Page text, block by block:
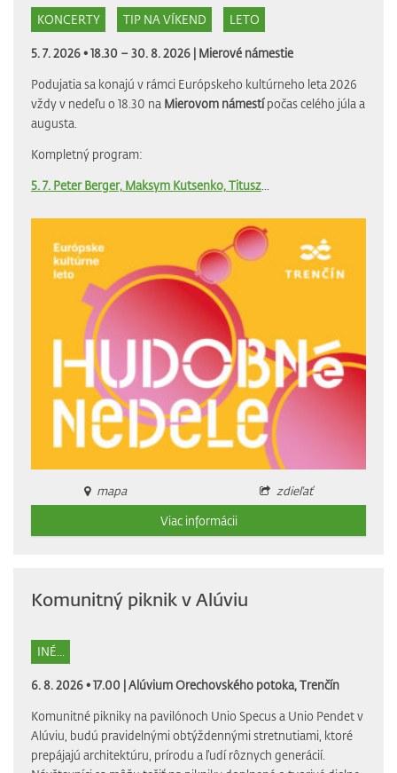
KONCERTY TIP NA VÍKEND LETO
5. 7. 2026 • 18.30 – 30. 8. 2026 | Mierové námestie
Podujatia sa konajú v rámci Európskeho kultúrneho leta 2026
vždy v nedeľu o 18.30 na Mierovom námestípočas celého júla a
augusta.
Kompletný program:
5. 7. Peter Berger, Maksym Kutsenko, Titusz
mapa
zdieľať
Viac informácii
Komunitný piknik v Alúviu
INÉ...
6. 8. 2026 • 17.00 |Alúvium Orechovského potoka, Trenčín
Komunitné pikniky na pavilónoch Unio Specus a Unio Pendet v
Alúviu, budú pravidelnými obtýždennými stretnutiami, ktoré
prepájajú architektúru, prírodu a ľudí rôznych generácií.